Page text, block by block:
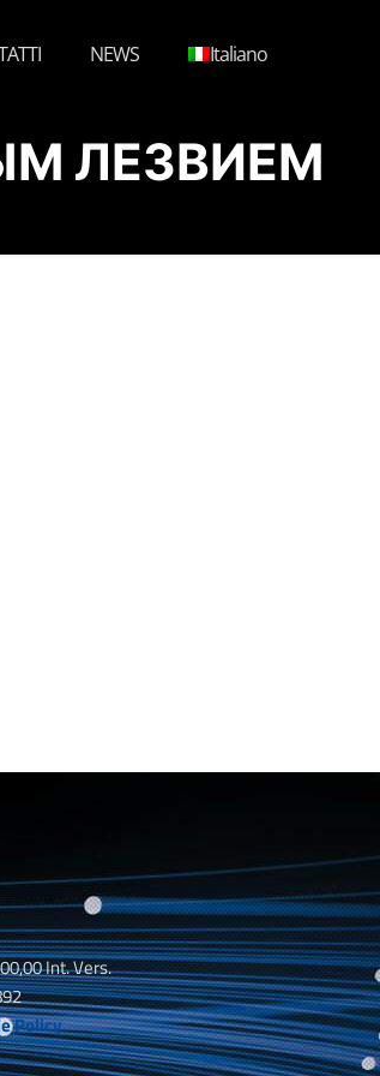
NEWS Italiano
ЛЕЗВИЕМ
Int. Vers.
Policy